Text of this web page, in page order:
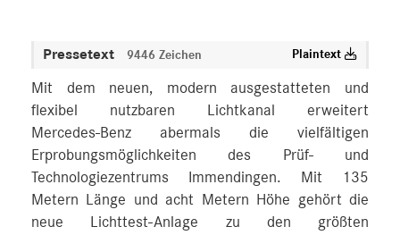
Pressetext 9446 Zeichen Plaintext
Mit dem neuen, modern ausgestatteten und
flexibel nutzbaren Lichtkanal erweitert
Mercedes‑Benz abermals die vielfältigen
Erprobungsmöglichkeiten des Prüf- und
Technologiezentrums Immendingen. Mit 135
Metern Länge und acht Metern Höhe gehört die
neue Lichttest-Anlage zu den größten